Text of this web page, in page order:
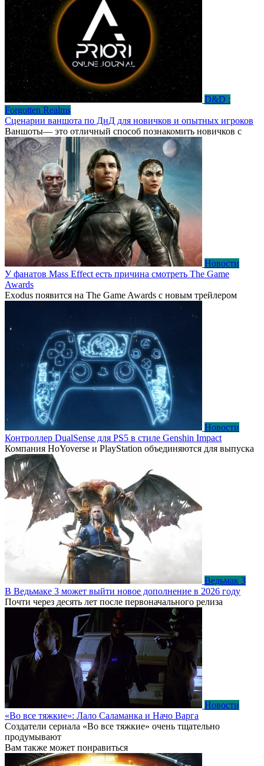
D&D :
Forgotten Realms
Сценарии ваншота по ДнД для новичков и опытных игроков
Ваншоты— это отличный способ познакомить новичков с
Новости
У фанатов Mass Effect есть причина смотреть The Game
Awards
Exodus появится на The Game Awards с новым трейлером
Новости
Контроллер DualSense для PS5 в стиле Genshin Impact
Компания HoYoverse и PlayStation объединяются для выпуска
Ведьмак 3
В Ведьмаке 3 может выйти новое дополнение в 2026 году
Почти через десять лет после первоначального релиза
Новости
«Во все тяжкие»: Лало Саламанка и Начо Варга
Создатели сериала «Во все тяжкие» очень тщательно
продумывают
Вам также может понравиться